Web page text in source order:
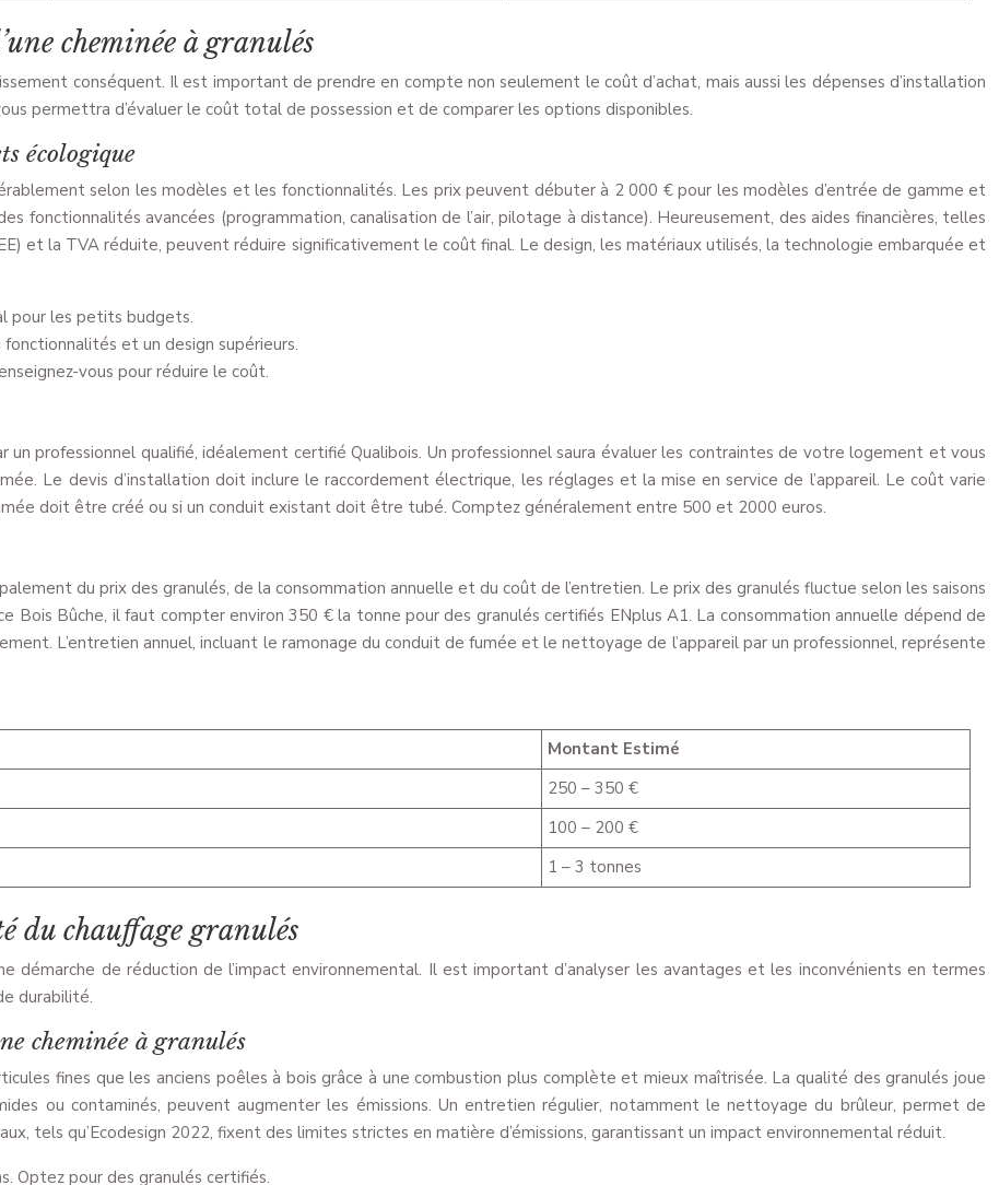
cheminée à granulés
conséquent. Il est important de prendre en compte non seulement le coût d’achat, mais aussi les dépenses d’installation
permettra d’évaluer le coût total de possession et de comparer les options disponibles.
écologique
selon les modèles et les fonctionnalités. Les prix peuvent débuter à 2 000 € pour les modèles d’entrée de gamme et
fonctionnalités avancées (programmation, canalisation de l’air, pilotage à distance). Heureusement, des aides financières, telles
et la TVA réduite, peuvent réduire significativement le coût final. Le design, les matériaux utilisés, la technologie embarquée et
pour les petits budgets.
et un design supérieurs.
vous pour réduire le coût.
un professionnel qualifié, idéalement certifié Qualibois. Un professionnel saura évaluer les contraintes de votre logement et vous
Le devis d’installation doit inclure le raccordement électrique, les réglages et la mise en service de l’appareil. Le coût varie
doit être créé ou si un conduit existant doit être tubé. Comptez généralement entre 500 et 2000 euros.
du prix des granulés, de la consommation annuelle et du coût de l’entretien. Le prix des granulés fluctue selon les saisons
Bois Bûche, il faut compter environ 350 € la tonne pour des granulés certifiés ENplus A1. La consommation annuelle dépend de
L’entretien annuel, incluant le ramonage du conduit de fumée et le nettoyage de l’appareil par un professionnel, représente
Montant Estimé
250 – 350 €
100 – 200 €
1 – 3 tonnes
du chauffage granulés
démarche de réduction de l’impact environnemental. Il est important d’analyser les avantages et les inconvénients en termes
durabilité.
cheminée à granulés
fines que les anciens poêles à bois grâce à une combustion plus complète et mieux maîtrisée. La qualité des granulés joue
ou contaminés, peuvent augmenter les émissions. Un entretien régulier, notamment le nettoyage du brûleur, permet de
tels qu’Ecodesign 2022, fixent des limites strictes en matière d’émissions, garantissant un impact environnemental réduit.
Optez pour des granulés certifiés.